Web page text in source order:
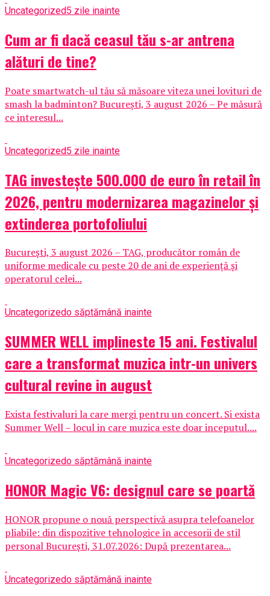
Uncategorized5 zile inainte
Cum ar fi dacă ceasul tău s-ar antrena
alături de tine?
Poate smartwatch-ul tău să măsoare viteza unei lovituri de
smash la badminton? București, 3 august 2026 – Pe măsură
ce interesul...
Uncategorized5 zile inainte
TAG investește 500.000 de euro în retail în
2026, pentru modernizarea magazinelor și
extinderea portofoliului
București, 3 august 2026 – TAG, producător român de
uniforme medicale cu peste 20 de ani de experiență și
operatorul celei...
Uncategorizedo săptămână inainte
SUMMER WELL implineste 15 ani. Festivalul
care a transformat muzica intr-un univers
cultural revine in august
Exista festivaluri la care mergi pentru un concert. Si exista
Summer Well – locul in care muzica este doar inceputul....
Uncategorizedo săptămână inainte
HONOR Magic V6: designul care se poartă
HONOR propune o nouă perspectivă asupra telefoanelor
pliabile: din dispozitive tehnologice în accesorii de stil
personal București, 31.07.2026: După prezentarea...
Uncategorizedo săptămână inainte